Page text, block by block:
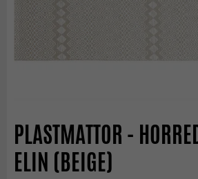
PLASTMATTOR -
ELIN (BEIGE)